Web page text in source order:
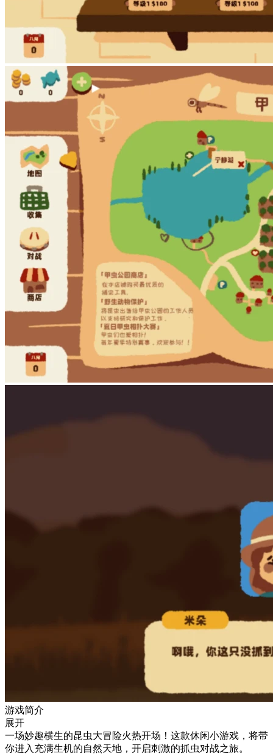
游戏简介
展开
一场妙趣横生的昆虫大冒险火热开场！这款休闲小游戏，将带
你进入充满生机的自然天地，开启刺激的抓虫对战之旅。